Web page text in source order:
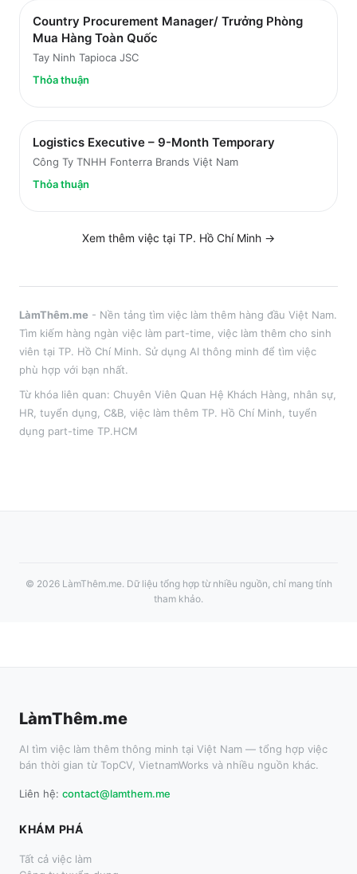
Country Procurement Manager/ Trưởng Phòng
Mua Hàng Toàn Quốc
Tay Ninh Tapioca JSC
Thỏa thuận
Logistics Executive – 9-Month Temporary
Công Ty TNHH Fonterra Brands Việt Nam
Thỏa thuận
Xem thêm việc tại TP. Hồ Chí Minh →
LàmThêm.me - Nền tảng tìm việc làm thêm hàng đầu Việt Nam.
Tìm kiếm hàng ngàn việc làm part-time, việc làm thêm cho sinh
viên tại TP. Hồ Chí Minh. Sử dụng AI thông minh để tìm việc
phù hợp với bạn nhất.
Từ khóa liên quan: Chuyên Viên Quan Hệ Khách Hàng
nhân sự,
HR, tuyển dụng, C&B , việc làm thêm TP. Hồ Chí Minh , tuyển
dụng part-time TP.HCM
© 2026 LàmThêm.me. Dữ liệu tổng hợp từ nhiều nguồn, chỉ mang tính
tham khảo.
LàmThêm.me
AI tìm việc làm thêm thông minh tại Việt Nam — tổng hợp việc
bán thời gian từ TopCV, VietnamWorks và nhiều nguồn khác.
Liên hệ: contact@lamthem.me
KHÁM PHÁ
Tất cả việc làm